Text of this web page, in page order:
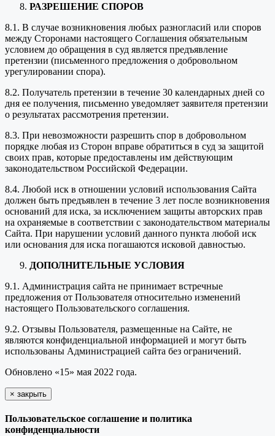
РАЗРЕШЕНИЕ СПОРОВ
8.1. В случае возникновения любых разногласий или споров
между Сторонами настоящего Соглашения обязательным
условием до обращения в суд является предъявление
претензии (письменного предложения о добровольном
урегулировании спора).
8.2. Получатель претензии в течение 30 календарных дней со
дня ее получения, письменно уведомляет заявителя претензии
о результатах рассмотрения претензии.
8.3. При невозможности разрешить спор в добровольном
порядке любая из Сторон вправе обратиться в суд за защитой
своих прав, которые предоставлены им действующим
законодательством Российской Федерации.
8.4. Любой иск в отношении условий использования Сайта
должен быть предъявлен в течение 3 лет после возникновения
оснований для иска, за исключением защиты авторских прав
на охраняемые в соответствии с законодательством материалы
Сайта. При нарушении условий данного пункта любой иск
или основания для иска погашаются исковой давностью.
ДОПОЛНИТЕЛЬНЫЕ УСЛОВИЯ
9.1. Администрация сайта не принимает встречные
предложения от Пользователя относительно изменений
настоящего Пользовательского соглашения.
9.2. Отзывы Пользователя, размещенные на Сайте, не
являются конфиденциальной информацией и могут быть
использованы Администрацией сайта без ограничений.
Обновлено «15» мая 2022 года.
× закрыть
Пользовательское соглашение и политика
конфиденциальности